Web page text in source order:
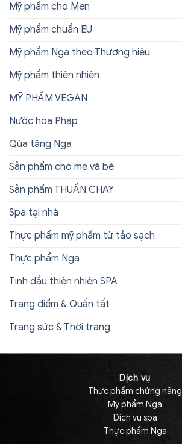
Mỹ phẩm cho Men
Mỹ phẩm chuẩn EU
Mỹ phẩm Nga theo Thương hiệu
Mỹ phẩm thiên nhiên
MỸ PHẨM VEGAN
Nước hoa Pháp
Qùa tặng Nga
Sản phẩm cho mẹ và bé
Sản phẩm THUẦN CHAY
Spa tại nhà
Thực phẩm mỹ phẩm từ tảo sạch
Thực phẩm Nga
Tinh dầu thiên nhiên SPA
Trang điểm & Quần tất
Trang sức & Thời trang
Dịch vụ
Thực phẩm chứng năng
Mỹ phẩm Nga
Dịch vụ spa
Thực phẩm Nga